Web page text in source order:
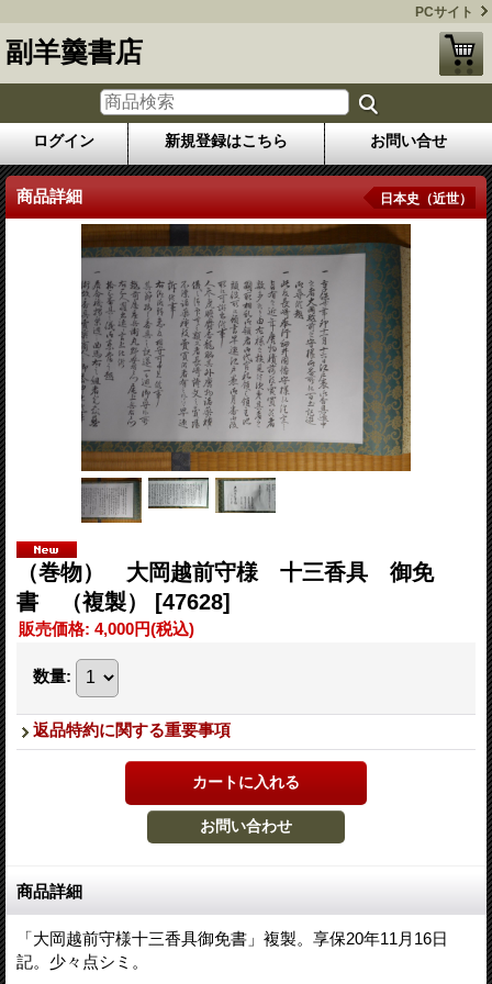
PCサイト
副羊羹書店
ログイン 新規登録はこちら お問い合せ
商品詳細 日本史（近世）
（巻物） 大岡越前守様 十三香具 御免
書 （複製） [47628]
販売価格: 4,000円(税込)
数量:
返品特約に関する重要事項
商品詳細
「大岡越前守様十三香具御免書」複製。享保20年11月16日
記。少々点シミ。